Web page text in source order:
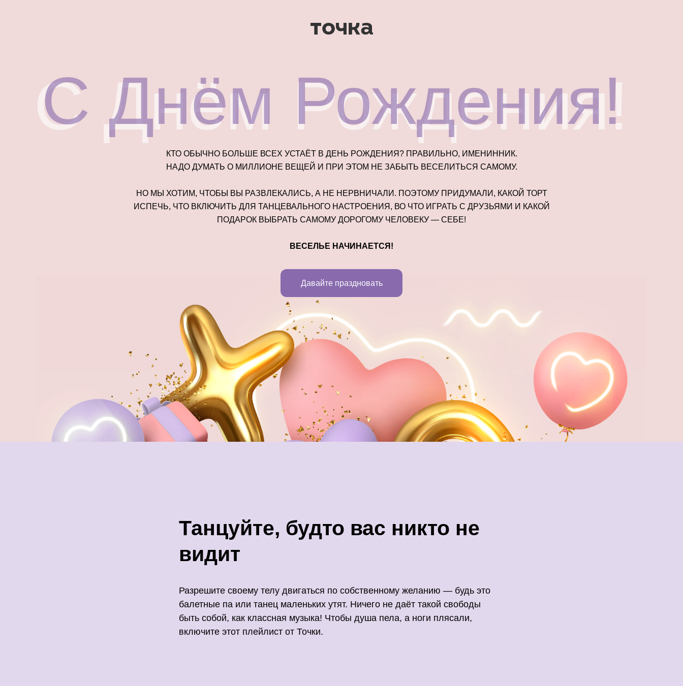
С Днём Рождения!
Давайте праздновать
КТО ОБЫЧНО БОЛЬШЕ ВСЕХ УСТАЁТ В ДЕНЬ РОЖДЕНИЯ? ПРАВИЛЬНО, ИМЕНИННИК.
НАДО ДУМАТЬ О МИЛЛИОНЕ ВЕЩЕЙ И ПРИ ЭТОМ НЕ ЗАБЫТЬ ВЕСЕЛИТЬСЯ САМОМУ.
НО МЫ ХОТИМ, ЧТОБЫ ВЫ РАЗВЛЕКАЛИСЬ, А НЕ НЕРВНИЧАЛИ. ПОЭТОМУ ПРИДУМАЛИ, КАКОЙ ТОРТ
ИСПЕЧЬ, ЧТО ВКЛЮЧИТЬ ДЛЯ ТАНЦЕВАЛЬНОГО НАСТРОЕНИЯ, ВО ЧТО ИГРАТЬ С ДРУЗЬЯМИ И КАКОЙ
ПОДАРОК ВЫБРАТЬ САМОМУ ДОРОГОМУ ЧЕЛОВЕКУ — СЕБЕ!
ВЕСЕЛЬЕ НАЧИНАЕТСЯ!
С Днём Рождения!
Танцуйте, будто вас никто не
видит
Разрешите своему телу двигаться по собственному желанию — будь это
балетные па или танец маленьких утят. Ничего не даёт такой свободы
быть собой, как классная музыка! Чтобы душа пела, а ноги плясали,
включите этот плейлист от Точки.